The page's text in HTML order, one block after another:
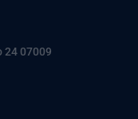
24 07009